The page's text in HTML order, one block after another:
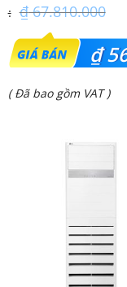
₫67.810.000
Giá
gốc
là:
₫
Giá
( Đã bao gồm VAT )